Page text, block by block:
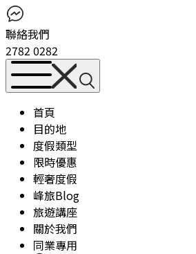
聯絡我們
2782 0282
首頁
目的地
度假類型
限時優惠
輕奢度假
峰旅Blog
旅遊講座
關於我們
同業專用